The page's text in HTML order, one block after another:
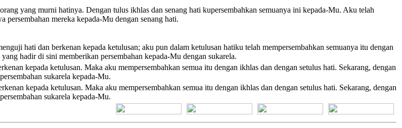
yang murni hatinya. Dengan tulus ikhlas dan senang hati kupersembahkan semuanya ini kepada-Mu. Aku telah
mereka kepada-Mu dengan senang hati.
hati dan berkenan kepada ketulusan; aku pun dalam ketulusan hatiku telah mempersembahkan semuanya itu dengan
hadir di sini memberikan persembahan kepada-Mu dengan sukarela.
kepada ketulusan. Maka aku mempersembahkan semua itu dengan ikhlas dan dengan setulus hati. Sekarang, dengan
sukarela kepada-Mu.
kepada ketulusan. Maka aku mempersembahkan semua itu dengan ikhlas dan dengan setulus hati. Sekarang, dengan
sukarela kepada-Mu.